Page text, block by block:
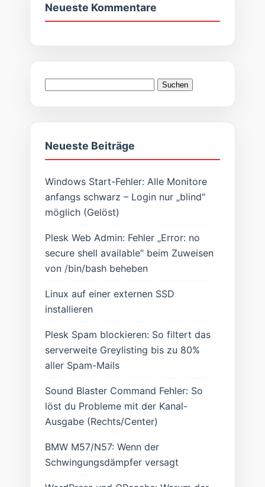
Neueste Kommentare
Suchen
Neueste Beiträge
Windows Start-Fehler: Alle Monitore
anfangs schwarz – Login nur „blind“
möglich (Gelöst)
Plesk Web Admin: Fehler „Error: no
secure shell available“ beim Zuweisen
von /bin/bash beheben
Linux auf einer externen SSD
installieren
Plesk Spam blockieren: So filtert das
serverweite Greylisting bis zu 80%
aller Spam-Mails
Sound Blaster Command Fehler: So
löst du Probleme mit der Kanal-
Ausgabe (Rechts/Center)
BMW M57/N57: Wenn der
Schwingungsdämpfer versagt